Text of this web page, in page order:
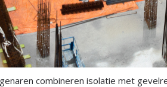
combineren isolatie met